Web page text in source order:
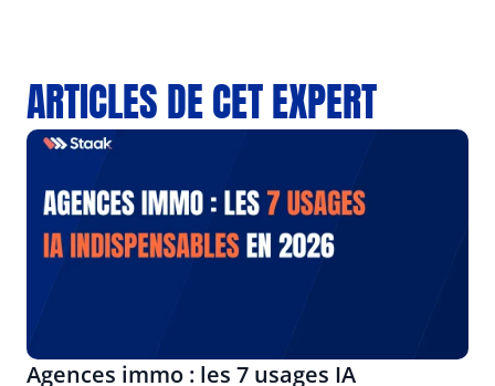
ARTICLES DE CET EXPERT
Agences immo : les 7 usages IA